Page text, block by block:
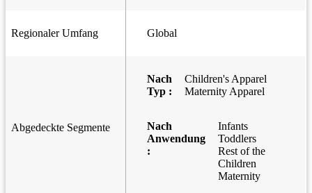
Regionaler Umfang Global
Abgedeckte Segmente
Nach
Typ :
Children's Apparel
Maternity Apparel
Nach
Anwendung
:
Infants
Toddlers
Rest of the
Children
Maternity